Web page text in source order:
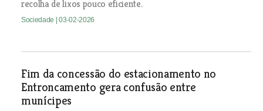
recolha de lixos pouco eficiente.
Sociedade | 03-02-2026
Fim da concessão do estacionamento no
Entroncamento gera confusão entre
munícipes